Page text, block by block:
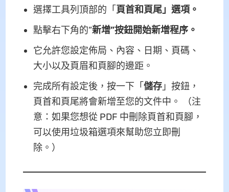
選擇工具列頂部的「頁首和頁尾」選項。
點擊右下角的“新增”按鈕開始新增程序。
它允許您設定佈局、內容、日期、頁碼、
大小以及頁眉和頁腳的邊距。
完成所有設定後，按一下「儲存」按鈕，
頁首和頁尾將會新增至您的文件中。 （注
意：如果您想從 PDF 中刪除頁首和頁腳，
可以使用垃圾箱選項來幫助您立即刪
除。）